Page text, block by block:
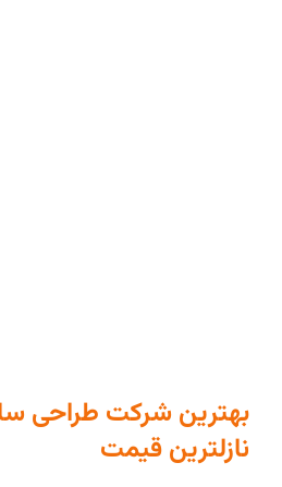
بهترین شرکت طراحی
نازلترین قیمت